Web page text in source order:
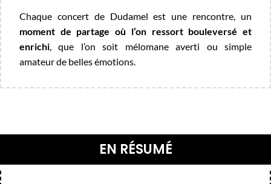
Chaque concert de Dudamel est une rencontre, un
moment de partage où l’on ressort bouleversé et
enrichi, que l’on soit mélomane averti ou simple
amateur de belles émotions.
EN RÉSUMÉ